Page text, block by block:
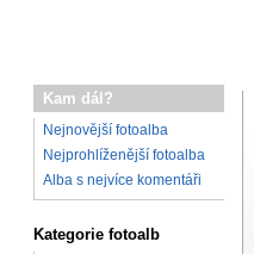
Kam dál?
Nejnovější fotoalba
Nejprohlíženější fotoalba
Alba s nejvíce komentáři
Kategorie fotoalb